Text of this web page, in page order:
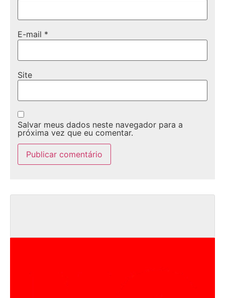
E-mail *
Site
Salvar meus dados neste navegador para a
próxima vez que eu comentar.